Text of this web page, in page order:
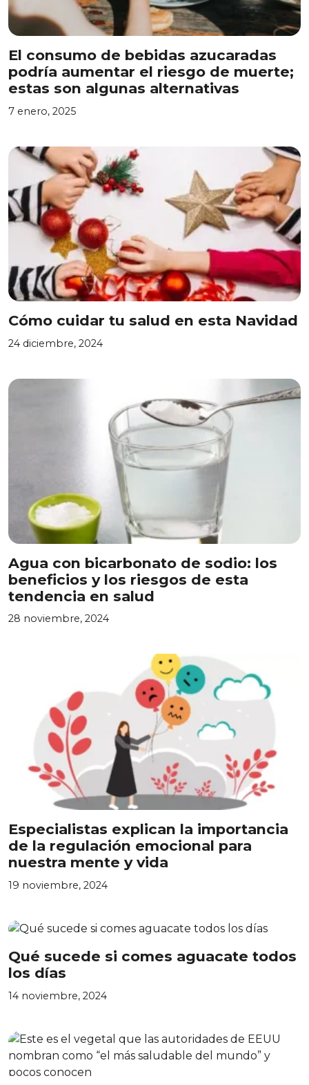
El consumo de bebidas azucaradas
podría aumentar el riesgo de muerte;
estas son algunas alternativas
7 enero, 2025
Cómo cuidar tu salud en esta Navidad
24 diciembre, 2024
Agua con bicarbonato de sodio: los
beneficios y los riesgos de esta
tendencia en salud
28 noviembre, 2024
Especialistas explican la importancia
de la regulación emocional para
nuestra mente y vida
19 noviembre, 2024
Qué sucede si comes aguacate todos
los días
14 noviembre, 2024